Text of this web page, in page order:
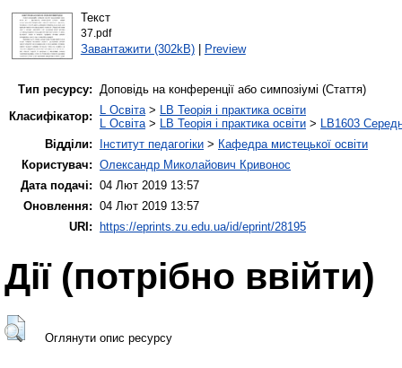
Текст
37.pdf
Завантажити (302kB)| Preview
Тип ресурсу: Доповідь на конференції або симпозіумі (Стаття)
Класифікатор:
L Освіта> LB Теорія і практика освіти
L Освіта> LB Теорія і практика освіти > LB1603
Відділи:
Інститут педагогіки > Кафедра мистецької освіти
Користувач: Олександр Миколайович Кривонос
Дата подачі: 04 Лют 2019 13:57
Оновлення: 04 Лют 2019 13:57
URI:
https://eprints.zu.edu.ua/id/eprint/28195
Дії ​​(потрібно ввійти)
Оглянути опис ресурсу